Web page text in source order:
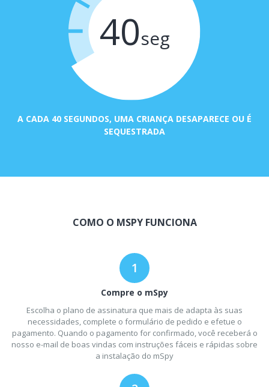
40seg
A CADA 40 SEGUNDOS, UMA CRIANÇA DESAPARECE OU É
SEQUESTRADA
COMO O MSPY FUNCIONA
Compre o mSpy
Escolha o plano de assinatura que mais de adapta às suas
necessidades, complete o formulário de pedido e efetue o
pagamento. Quando o pagamento for confirmado, você receberá o
nosso e-mail de boas vindas com instruções fáceis e rápidas sobre
a instalação do mSpy